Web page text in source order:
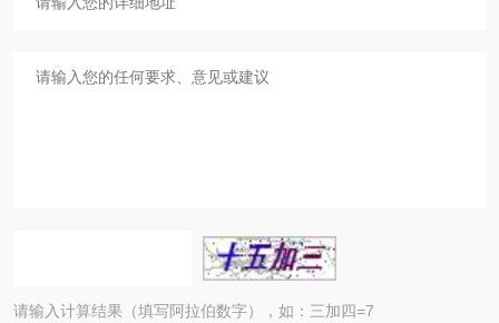
请输入计算结果（填写阿拉伯数字），如：三加四=7